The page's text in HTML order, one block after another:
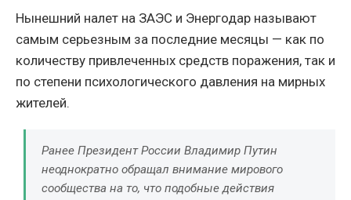
Нынешний налет на ЗАЭС и Энергодар называют
самым серьезным за последние месяцы — как по
количеству привлеченных средств поражения, так и
по степени психологического давления на мирных
жителей.
Ранее Президент России Владимир Путин
неоднократно обращал внимание мирового
сообщества на то, что подобные действия